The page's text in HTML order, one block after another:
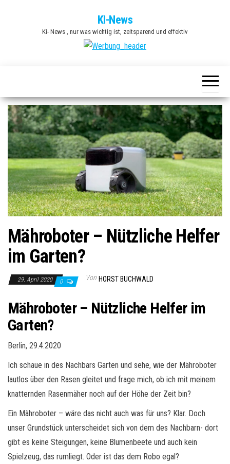
KI-News
Ki- News , nur was wichtig ist, zeitsparend und effektiv
Mähroboter – Nützliche Helfer
im Garten?
29. April 2020 0 Von HORST BUCHWALD
Mähroboter – Nützliche Helfer im
Garten?
Berlin, 29.4.2020
Ich schaue in des Nachbars Garten und sehe, wie der Mähroboter
lautlos über den Rasen gleitet und frage mich, ob ich mit meinem
knatternden Rasenmäher noch auf der Höhe der Zeit bin?
Ein Mähroboter – wäre das nicht auch was für uns? Klar. Doch
unser Grundstück unterscheidet sich von dem des Nachbarn- dort
gibt es keine Steigungen, keine Blumenbeete und auch kein
Spielzeug, das rumliegt. Oder ist das dem Robo egal?